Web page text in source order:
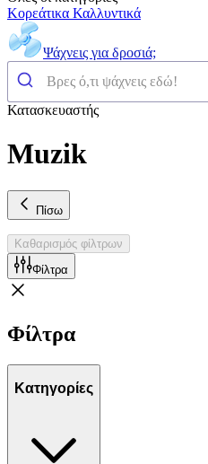
Κορεάτικα Καλλυντικά
Ψάχνεις για δροσιά;
Κατασκευαστής
Muzik
Πίσω
Καθαρισμός φίλτρων
Φίλτρα
Φίλτρα
Κατηγορίες